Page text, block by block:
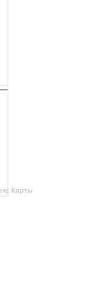
Карты